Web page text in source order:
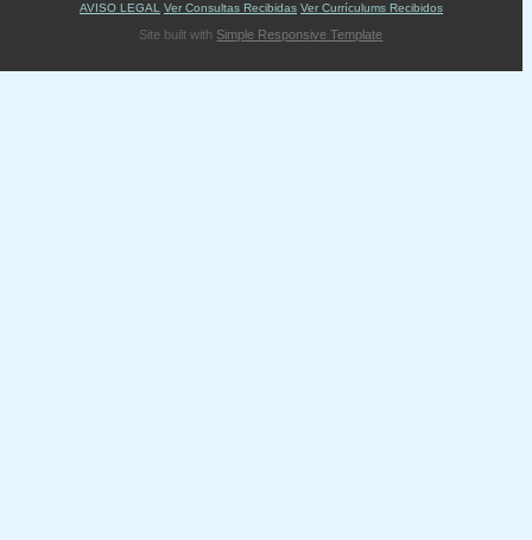
AVISO LEGAL
Ver Consultas Recibidas Ver Currículums Recibidos
Site built with Simple Responsive Template